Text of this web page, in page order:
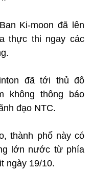
Ki-moon đã lên
thực thi ngay các
đã tới thủ đô
không thông báo
đạo NTC.
thành phố này có
lớn nước từ phía
ngày 19/10.